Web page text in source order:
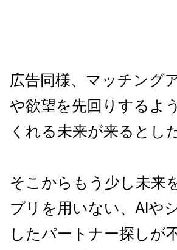
広告同様、マッチング
や欲望を先回りするよ
くれる未来が来るとし
そこからもう少し未来
プリを用いない、AIや
したパートナー探しが